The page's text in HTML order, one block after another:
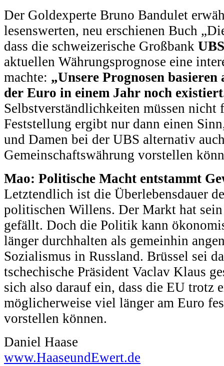
Der Goldexperte Bruno Bandulet
lesenswerten, neu erschienen Buch
dass die schweizerische Großbank UBS
aktuellen Währungsprognose eine
machte: „Unsere Prognosen
der Euro in einem Jahr noch
Selbstverständlichkeiten müssen
Feststellung ergibt nur dann einen
und Damen bei der UBS alternativ
Gemeinschaftswährung vorstellen
Mao: Politische Macht entstammt
Letztendlich ist die Überlebensdauer
politischen Willens. Der Markt hat
gefällt. Doch die Politik kann
länger durchhalten als gemeinhin
Sozialismus in Russland. Brüssel sei
tschechische Präsident Vaclav Klaus
sich also darauf ein, dass die EU trotz
möglicherweise viel länger am Euro
vorstellen können.
Daniel Haase
www.HaaseundEwert.de